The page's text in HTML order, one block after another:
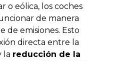
o eólica, los coches
de manera
emisiones. Esto
directa entre la
la reducción de la